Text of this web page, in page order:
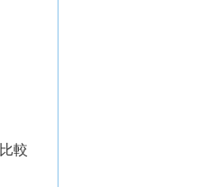
較